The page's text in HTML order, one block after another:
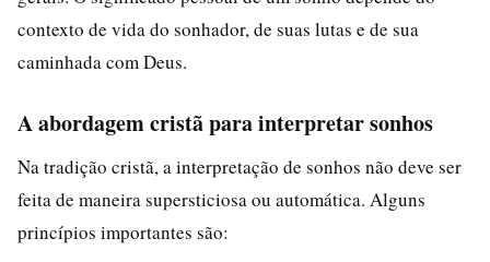
contexto de vida do sonhador, de suas lutas e de sua
caminhada com Deus.
A abordagem cristã para interpretar sonhos
Na tradição cristã, a interpretação de sonhos não deve ser
feita de maneira supersticiosa ou automática. Alguns
princípios importantes são: